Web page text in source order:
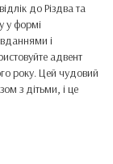
до Різдва та
у формі
і
адвент
року. Цей чудовий
з дітьми, і це